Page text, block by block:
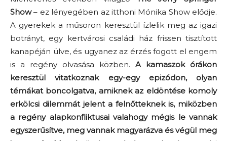
Show– ez lényegében az itthoni Mónika Show elődje.
A gyerekek a műsoron keresztül ízlelik meg az igazi
botrányt, egy kertvárosi családi ház frissen tisztított
kanapéján ülve, és ugyanez az érzés fogott el engem
is a regény olvasása közben. A kamaszok órákon
keresztül vitatkoznak egy-egy epizódon, olyan
témákat boncolgatva, amiknek az eldöntése komoly
erkölcsi dilemmát jelent a felnőtteknek is, miközben
a regény alapkonfliktusai valahogy mégis le vannak
egyszerűsítve, meg vannak magyarázva és végül meg